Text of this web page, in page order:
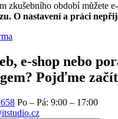
zkušebního období můžete
O nastavení a práci
e-shop nebo
Pojďme
Po – Pá: 9:00 – 17:00